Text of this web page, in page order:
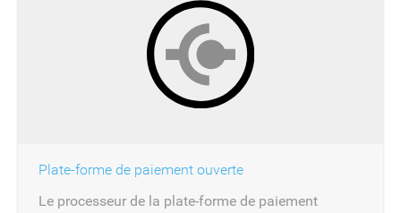
Plate-forme de paiement ouverte
Le processeur de la plate-forme de paiement